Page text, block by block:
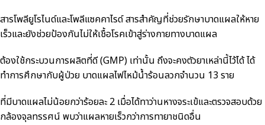
สารโพลียูโรไนด์และโพลีแซคคาไรด์ สารสำคัญที่ช่วยรักษาบาดแผลให้หาย
เร็วและยังช่วยป้องกันไม่ให้เชื้อโรคเข้าสู่ร่างกายทางบาดแผล
ต้องใช้กระบวนการผลิตที่ดี (GMP) เท่านั้น ถึงจะคงตัวยาเหล่านี้ไว้ได้ ได้
ทำการศึกษากับผู้ป่วย บาดแผลไฟไหม้น้ำร้อนลวกจำนวน 13 ราย
ที่มีบาดแผลไม่น้อยกว่าร้อยละ 2 เมื่อได้ทาว่านหางจระเข้และตรวจสอบด้วย
กล้องจุลทรรศน์ พบว่าแผลหายเร็วกว่าการทายาชนิดอื่น